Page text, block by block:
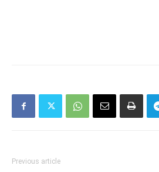
Previous article